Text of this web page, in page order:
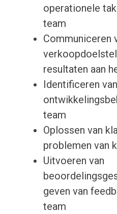
operationele
team
Communiceren
resultaten aan
Identificeren
team
Oplossen van
problemen van
Uitvoeren van
geven van
team